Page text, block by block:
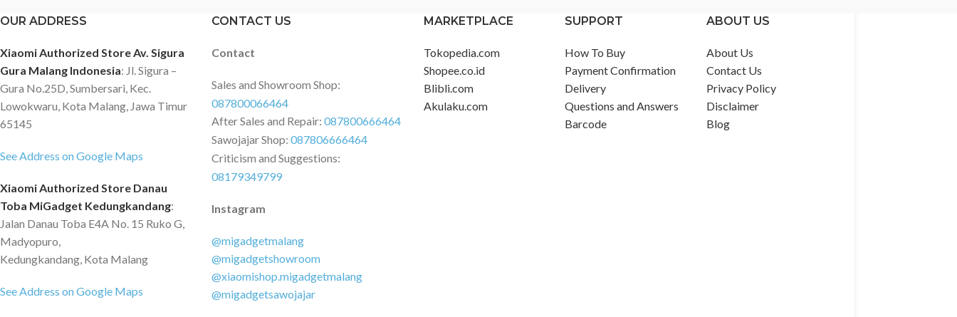
OUR ADDRESS
Xiaomi Authorized Store Av. Sigura
Gura Malang Indonesia: Jl. Sigura –
Gura No.25D, Sumbersari, Kec.
Lowokwaru, Kota Malang, Jawa Timur
65145
See Address on Google Maps
Xiaomi Authorized Store Danau
Toba MiGadget Kedungkandang:
Jalan Danau Toba E4A No. 15 Ruko G,
Madyopuro,
Kedungkandang, Kota Malang
See Address on Google Maps
CONTACT US
Contact
Sales and Showroom Shop:
087800066464
After Sales and Repair:087800666464
Sawojajar Shop:087806666464
Criticism and Suggestions:
08179349799
Instagram
@migadgetmalang
@migadgetshowroom
@xiaomishop.migadgetmalang
@migadgetsawojajar
MARKETPLACE
Tokopedia.com
Shopee.co.id
Blibli.com
Akulaku.com
SUPPORT
How To Buy
Payment Confirmation
Delivery
Questions and Answers
Barcode
ABOUT US
About Us
Contact Us
Privacy Policy
Disclaimer
Blog